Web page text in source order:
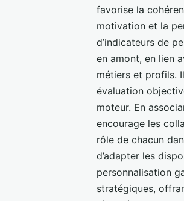
favorise la
motivation et la
d’indicateurs de
en amont, en lien
métiers et profils.
évaluation
moteur. En
encourage les
rôle de chacun
d’adapter les
personnalisation
stratégiques,